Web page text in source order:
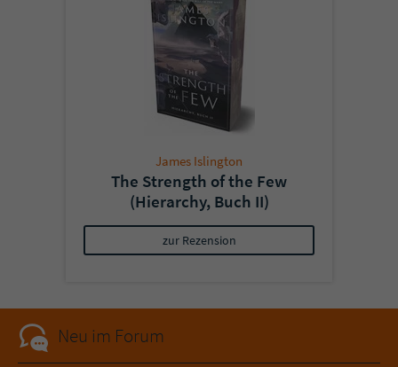
James Islington
The Strength of the Few
(Hierarchy, Buch II)
zur Rezension
Neu im Forum